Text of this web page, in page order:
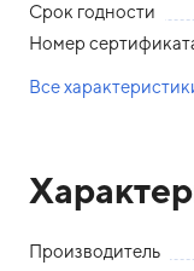
Срок годности
Номер
Все
Производитель